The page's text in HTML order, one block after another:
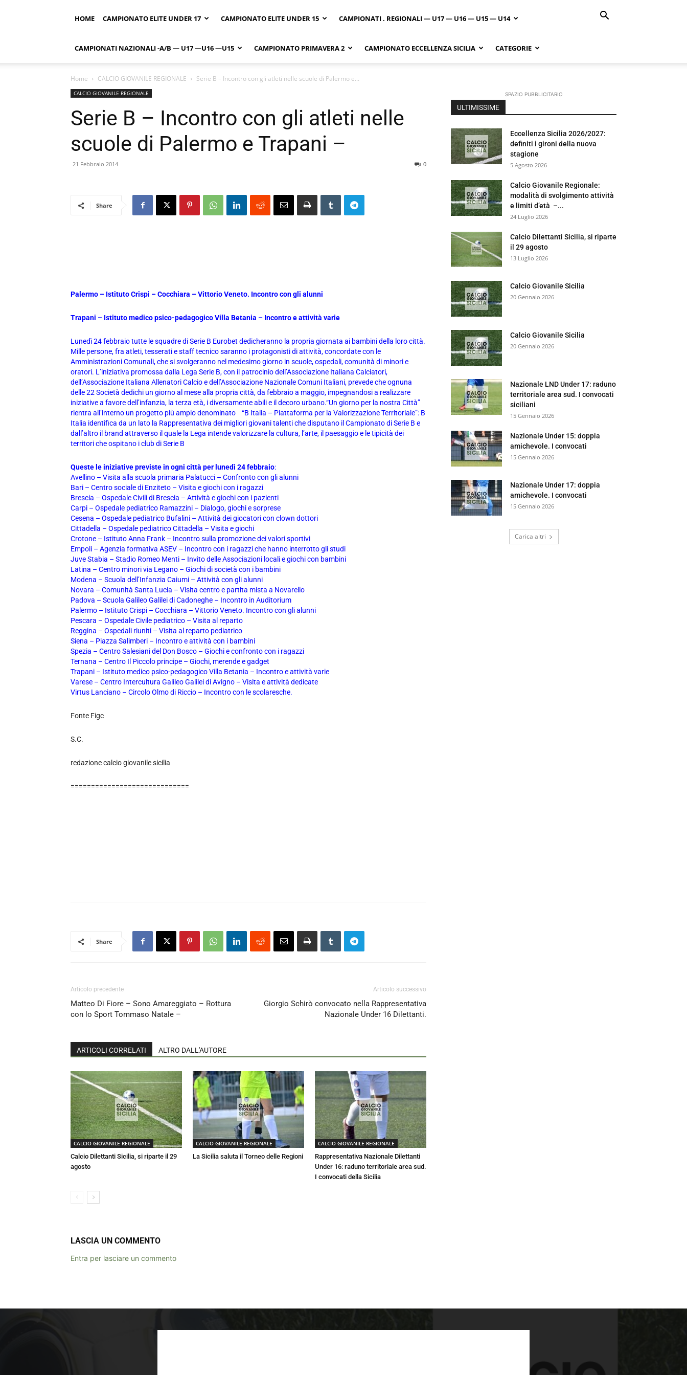
HOME CAMPIONATO ELITE UNDER 17 CAMPIONATO ELITE UNDER 15 CAMPIONATI . REGIONALI — U17 — U16 — U15 — U14
CAMPIONATI NAZIONALI -A/B — U17 —U16 —U15 CAMPIONATO PRIMAVERA 2 CAMPIONATO ECCELLENZA SICILIA CATEGORIE
Home CALCIO GIOVANILE REGIONALE Serie B – Incontro con gli atleti nelle scuole di Palermo e...
CALCIO GIOVANILE REGIONALE
Serie B – Incontro con gli atleti nelle
scuole di Palermo e Trapani –
21 Febbraio 2014 0
Share
Palermo – Istituto Crispi – Cocchiara – Vittorio Veneto. Incontro con gli alunni
Trapani – Istituto medico psico-pedagogico Villa Betania – Incontro e attività varie
Lunedì 24 febbraio tutte le squadre di Serie B Eurobet dedicheranno la propria giornata ai bambini della loro città.
Mille persone, fra atleti, tesserati e staff tecnico saranno i protagonisti di attività, concordate con le
Amministrazioni Comunali, che si svolgeranno nel medesimo giorno in scuole, ospedali, comunità di minori e
oratori. L’iniziativa promossa dalla Lega Serie B, con il patrocinio dell’Associazione Italiana Calciatori,
dell’Associazione Italiana Allenatori Calcio e dell’Associazione Nazionale Comuni Italiani, prevede che ognuna
delle 22 Società dedichi un giorno al mese alla propria città, da febbraio a maggio, impegnandosi a realizzare
iniziative a favore dell’infanzia, la terza età, i diversamente abili e il decoro urbano.“Un giorno per la nostra Città”
rientra all’interno un progetto più ampio denominato “B Italia – Piattaforma per la Valorizzazione Territoriale”: B
Italia identifica da un lato la Rappresentativa dei migliori giovani talenti che disputano il Campionato di Serie B e
dall’altro il brand attraverso il quale la Lega intende valorizzare la cultura, l’arte, il paesaggio e le tipicità dei
territori che ospitano i club di Serie B
Queste le iniziative previste in ogni città per lunedì 24 febbraio:
Avellino – Visita alla scuola primaria Palatucci – Confronto con gli alunni
Bari – Centro sociale di Enziteto – Visita e giochi con i ragazzi
Brescia – Ospedale Civili di Brescia – Attività e giochi con i pazienti
Carpi – Ospedale pediatrico Ramazzini – Dialogo, giochi e sorprese
Cesena – Ospedale pediatrico Bufalini – Attività dei giocatori con clown dottori
Cittadella – Ospedale pediatrico Cittadella – Visita e giochi
Crotone – Istituto Anna Frank – Incontro sulla promozione dei valori sportivi
Empoli – Agenzia formativa ASEV – Incontro con i ragazzi che hanno interrotto gli studi
Juve Stabia – Stadio Romeo Menti – Invito delle Associazioni locali e giochi con bambini
Latina – Centro minori via Legano – Giochi di società con i bambini
Modena – Scuola dell’Infanzia Caiumi – Attività con gli alunni
Novara – Comunità Santa Lucia – Visita centro e partita mista a Novarello
Padova – Scuola Galileo Galilei di Cadoneghe – Incontro in Auditorium
Palermo – Istituto Crispi – Cocchiara – Vittorio Veneto. Incontro con gli alunni
Pescara – Ospedale Civile pediatrico – Visita al reparto
Reggina – Ospedali riuniti – Visita al reparto pediatrico
Siena – Piazza Salimberi – Incontro e attività con i bambini
Spezia – Centro Salesiani del Don Bosco – Giochi e confronto con i ragazzi
Ternana – Centro Il Piccolo principe – Giochi, merende e gadget
Trapani – Istituto medico psico-pedagogico Villa Betania – Incontro e attività varie
Varese – Centro Intercultura Galileo Galilei di Avigno – Visita e attività dedicate
Virtus Lanciano – Circolo Olmo di Riccio – Incontro con le scolaresche.
Fonte Figc
S.C.
redazione calcio giovanile sicilia
=============================
Share
Articolo precedente
Matteo Di Fiore – Sono Amareggiato – Rottura
con lo Sport Tommaso Natale –
Articolo successivo
Giorgio Schirò convocato nella Rappresentativa
Nazionale Under 16 Dilettanti.
ARTICOLI CORRELATI ALTRO DALL'AUTORE
CALCIO GIOVANILE REGIONALE
Calcio Dilettanti Sicilia, si riparte il 29
agosto
CALCIO GIOVANILE REGIONALE
La Sicilia saluta il Torneo delle Regioni
CALCIO GIOVANILE REGIONALE
Rappresentativa Nazionale Dilettanti
Under 16: raduno territoriale area sud.
I convocati della Sicilia
LASCIA UN COMMENTO
Entra per lasciare un commento
SPAZIO PUBBLICITARIO
ULTIMISSIME
Eccellenza Sicilia 2026/2027:
definiti i gironi della nuova
stagione
5 Agosto 2026
Calcio Giovanile Regionale:
modalità di svolgimento attività
e limiti d’età –...
24 Luglio 2026
Calcio Dilettanti Sicilia, si riparte
il 29 agosto
13 Luglio 2026
Calcio Giovanile Sicilia
20 Gennaio 2026
Calcio Giovanile Sicilia
20 Gennaio 2026
Nazionale LND Under 17: raduno
territoriale area sud. I convocati
siciliani
15 Gennaio 2026
Nazionale Under 15: doppia
amichevole. I convocati
15 Gennaio 2026
Nazionale Under 17: doppia
amichevole. I convocati
15 Gennaio 2026
Carica altri